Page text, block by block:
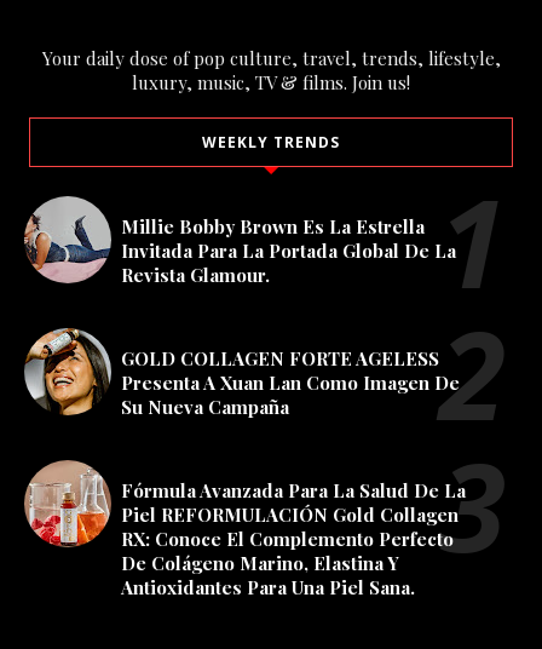
Your daily dose of pop culture, travel, trends, lifestyle,
luxury, music, TV & films. Join us!
WEEKLY TRENDS
Millie Bobby Brown Es La Estrella
Invitada Para La Portada Global De La
Revista Glamour.
GOLD COLLAGEN FORTE AGELESS
Presenta A Xuan Lan Como Imagen De
Su Nueva Campaña
Fórmula Avanzada Para La Salud De La
Piel REFORMULACIÓN Gold Collagen
RX: Conoce El Complemento Perfecto
De Colágeno Marino, Elastina Y
Antioxidantes Para Una Piel Sana.